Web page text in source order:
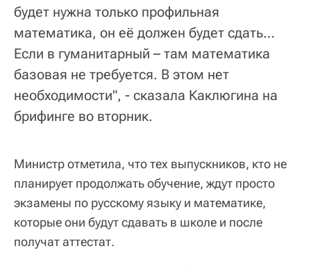
будет нужна только профильная
математика, он её должен будет сдать…
Если в гуманитарный – там математика
базовая не требуется. В этом нет
необходимости", - сказала Каклюгина на
брифинге во вторник.
Министр отметила, что тех выпускников, кто не
планирует продолжать обучение, ждут просто
экзамены по русскому языку и математике,
которые они будут сдавать в школе и после
получат аттестат.